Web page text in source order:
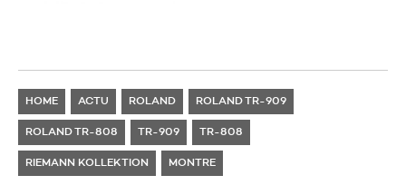
HOME ACTU ROLAND ROLAND TR-909
ROLAND TR-808 TR-909 TR-808
RIEMANN KOLLEKTION MONTRE